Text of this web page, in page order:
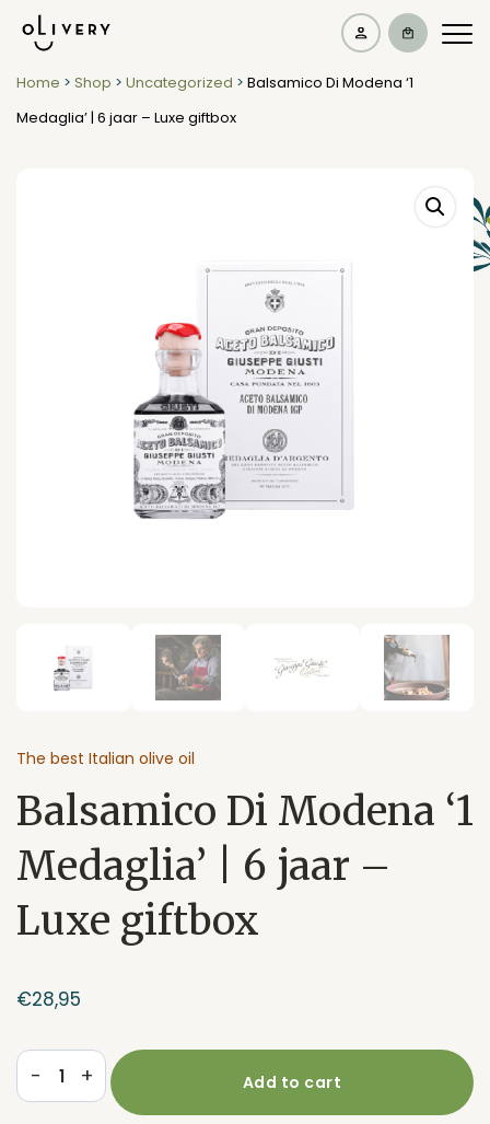
Home > Shop > Uncategorized > Balsamico Di Modena ‘1
Medaglia’ | 6 jaar – Luxe giftbox
The best Italian olive oil
Balsamico Di Modena ‘1
Medaglia’ | 6 jaar –
Luxe giftbox
€28,95
-
Balsamico
+ Add to cart